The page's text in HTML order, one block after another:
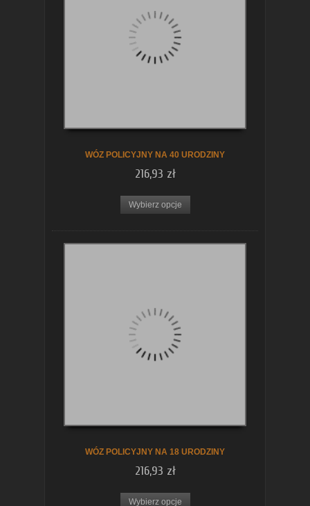
WÓZ POLICYJNY NA 40 URODZINY
216,93 zł
Wybierz opcje
WÓZ POLICYJNY NA 18 URODZINY
216,93 zł
Wybierz opcje